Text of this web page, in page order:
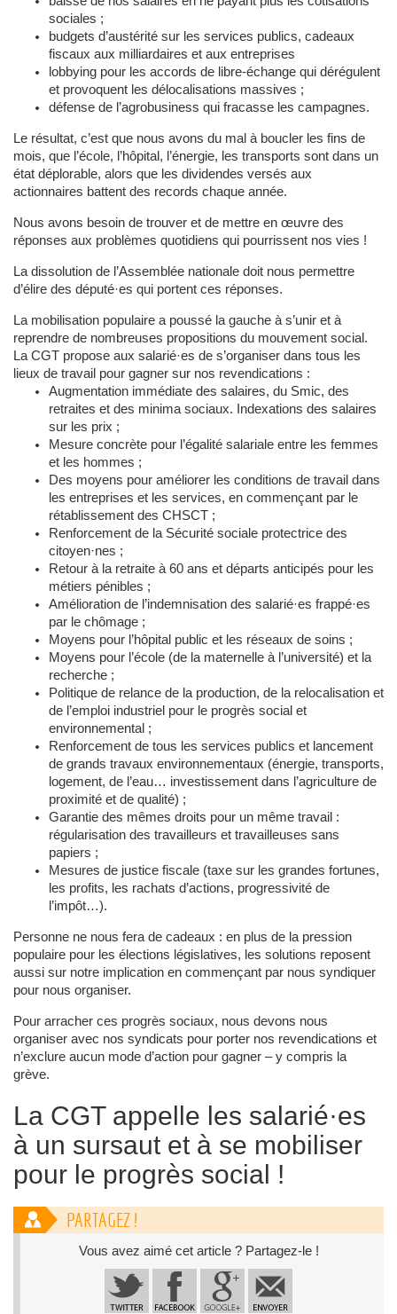
sociales ;
budgets d’austérité sur les services publics, cadeaux
fiscaux aux milliardaires et aux entreprises
lobbying pour les accords de libre-échange qui dérégulent
et provoquent les délocalisations massives ;
défense de l’agrobusiness qui fracasse les campagnes.
Le résultat, c’est que nous avons du mal à boucler les fins de
mois, que l’école, l’hôpital, l’énergie, les transports sont dans un
état déplorable, alors que les dividendes versés aux
actionnaires battent des records chaque année.
Nous avons besoin de trouver et de mettre en œuvre des
réponses aux problèmes quotidiens qui pourrissent nos vies !
La dissolution de l’Assemblée nationale doit nous permettre
d’élire des député·es qui portent ces réponses.
La mobilisation populaire a poussé la gauche à s’unir et à
reprendre de nombreuses propositions du mouvement social.
La CGT propose aux salarié·es de s’organiser dans tous les
lieux de travail pour gagner sur nos revendications :
Augmentation immédiate des salaires, du Smic, des
retraites et des minima sociaux. Indexations des salaires
sur les prix ;
Mesure concrète pour l’égalité salariale entre les femmes
et les hommes ;
Des moyens pour améliorer les conditions de travail dans
les entreprises et les services, en commençant par le
rétablissement des CHSCT ;
Renforcement de la Sécurité sociale protectrice des
citoyen·nes ;
Retour à la retraite à 60 ans et départs anticipés pour les
métiers pénibles ;
Amélioration de l’indemnisation des salarié·es frappé·es
par le chômage ;
Moyens pour l’hôpital public et les réseaux de soins ;
Moyens pour l’école (de la maternelle à l’université) et la
recherche ;
Politique de relance de la production, de la relocalisation et
de l’emploi industriel pour le progrès social et
environnemental ;
Renforcement de tous les services publics et lancement
de grands travaux environnementaux (énergie, transports,
logement, de l’eau… investissement dans l’agriculture de
proximité et de qualité) ;
Garantie des mêmes droits pour un même travail :
régularisation des travailleurs et travailleuses sans
papiers ;
Mesures de justice fiscale (taxe sur les grandes fortunes,
les profits, les rachats d’actions, progressivité de
l’impôt…).
Personne ne nous fera de cadeaux : en plus de la pression
populaire pour les élections législatives, les solutions reposent
aussi sur notre implication en commençant par nous syndiquer
pour nous organiser.
Pour arracher ces progrès sociaux, nous devons nous
organiser avec nos syndicats pour porter nos revendications et
n’exclure aucun mode d’action pour gagner – y compris la
grève.
La CGT appelle les salarié·es
à un sursaut et à se mobiliser
pour le progrès social !
PARTAGEZ !
Vous avez aimé cet article ? Partagez-le !